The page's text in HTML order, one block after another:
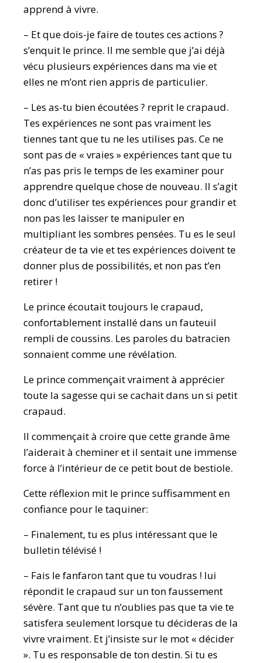
apprend à vivre.
– Et que dois-je faire de toutes ces actions ?
s’enquit le prince. Il me semble que j’ai déjà
vécu plusieurs expériences dans ma vie et
elles ne m’ont rien appris de particulier.
– Les as-tu bien écoutées ? reprit le crapaud.
Tes expériences ne sont pas vraiment les
tiennes tant que tu ne les utilises pas. Ce ne
sont pas de « vraies » expériences tant que tu
n’as pas pris le temps de les examiner pour
apprendre quelque chose de nouveau. Il s’agit
donc d’utiliser tes expériences pour grandir et
non pas les laisser te manipuler en
multipliant les sombres pensées. Tu es le seul
créateur de ta vie et tes expériences doivent te
donner plus de possibilités, et non pas t’en
retirer !
Le prince écoutait toujours le crapaud,
confortablement installé dans un fauteuil
rempli de coussins. Les paroles du batracien
sonnaient comme une révélation.
Le prince commençait vraiment à apprécier
toute la sagesse qui se cachait dans un si petit
crapaud.
Il commençait à croire que cette grande âme
l’aiderait à cheminer et il sentait une immense
force à l’intérieur de ce petit bout de bestiole.
Cette réflexion mit le prince suffisamment en
confiance pour le taquiner:
– Finalement, tu es plus intéressant que le
bulletin télévisé !
– Fais le fanfaron tant que tu voudras ! lui
répondit le crapaud sur un ton faussement
sévère. Tant que tu n’oublies pas que ta vie te
satisfera seulement lorsque tu décideras de la
vivre vraiment. Et j’insiste sur le mot « décider
». Tu es responsable de ton destin. Si tu es